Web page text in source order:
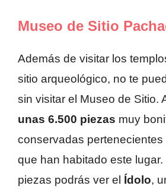
Museo de Sitio
Además de visitar los
sitio arqueológico, no te
sin visitar el Museo de Sitio.
unas 6.500 piezas muy
conservadas pertenecientes
que han habitado este
piezas podrás ver el Ídolo,